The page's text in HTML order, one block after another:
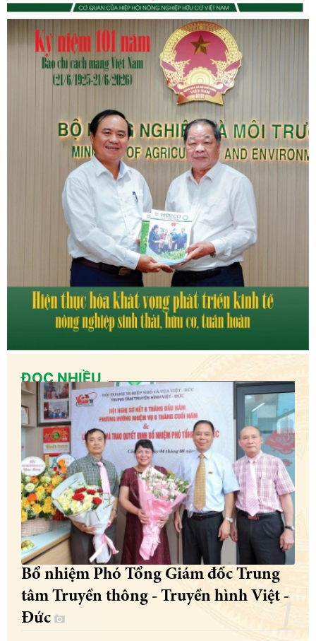
ĐỌC NHIỀU
Bổ nhiệm Phó Tổng Giám đốc Trung
tâm Truyền thông - Truyền hình Việt -
Đức